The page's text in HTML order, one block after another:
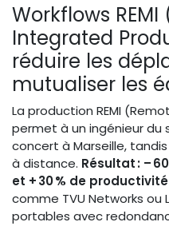
Workflows
Integrated
réduire les
mutualiser les
La production REMI
permet à un ingénieur du
concert à Marseille,
à distance. Résultat : –
et + 30 % de
comme TVU Networks
portables avec